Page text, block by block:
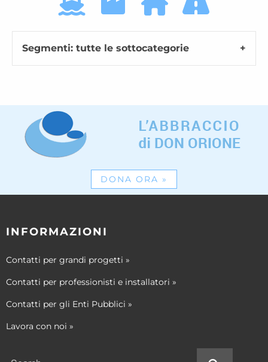
Segmenti: tutte le sottocategorie
DONA ORA »
INFORMAZIONI
Contatti per grandi progetti »
Contatti per professionisti e installatori »
Contatti per gli Enti Pubblici »
Lavora con noi »